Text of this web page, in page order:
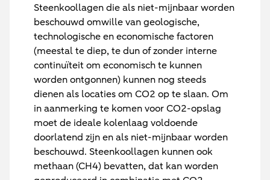
Steenkoollagen die als niet-mijnbaar worden
beschouwd omwille van geologische,
technologische en economische factoren
(meestal te diep, te dun of zonder interne
continuïteit om economisch te kunnen
worden ontgonnen) kunnen nog steeds
dienen als locaties om CO2 op te slaan. Om
in aanmerking te komen voor CO2-opslag
moet de ideale kolenlaag voldoende
doorlatend zijn en als niet-mijnbaar worden
beschouwd. Steenkoollagen kunnen ook
methaan (CH4) bevatten, dat kan worden